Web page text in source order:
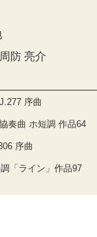
防 亮介
序曲
奏曲 ホ短調 作品64
序曲
「ライン」作品97